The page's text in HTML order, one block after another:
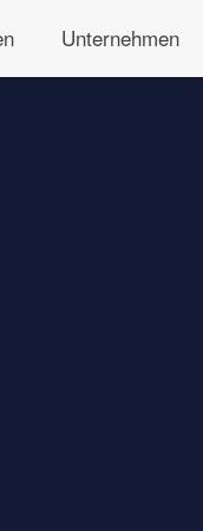
Unternehmen